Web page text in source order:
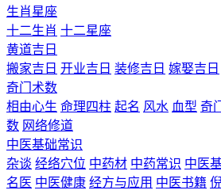
生肖星座
十二生肖 十二星座
黄道吉日
搬家吉日 开业吉日 装修吉日 嫁娶吉日
奇门术数
相由心生 命理四柱 起名 风水 血型 奇
数 网络修道
中医基础常识
杂谈 经络穴位 中药材 中药常识 中医
名医 中医健康 经方与应用 中医书籍